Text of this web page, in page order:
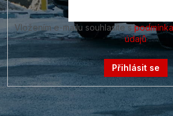
Vložením e-mailu souhlasíte s
údajů
Přihlásit se